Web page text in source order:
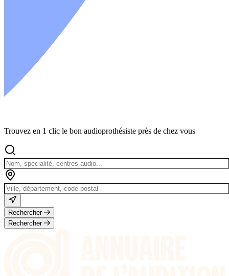
Trouvez en 1 clic le bon audioprothésiste près de chez vous
Rechercher
Rechercher